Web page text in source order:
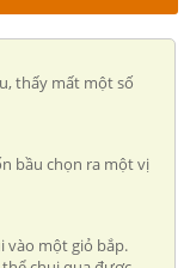
thấy mất một số
bầu chọn ra một vị
vào một giỏ bắp.